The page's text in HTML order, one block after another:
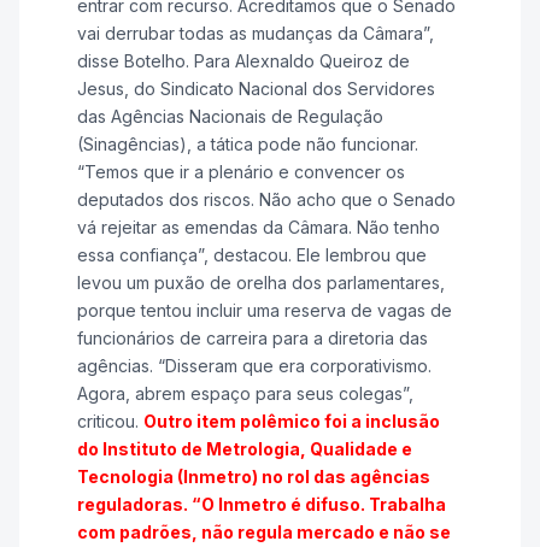
entrar com recurso. Acreditamos que o Senado
vai derrubar todas as mudanças da Câmara”,
disse Botelho. Para Alexnaldo Queiroz de
Jesus, do Sindicato Nacional dos Servidores
das Agências Nacionais de Regulação
(Sinagências), a tática pode não funcionar.
“Temos que ir a plenário e convencer os
deputados dos riscos. Não acho que o Senado
vá rejeitar as emendas da Câmara. Não tenho
essa confiança”, destacou. Ele lembrou que
levou um puxão de orelha dos parlamentares,
porque tentou incluir uma reserva de vagas de
funcionários de carreira para a diretoria das
agências. “Disseram que era corporativismo.
Agora, abrem espaço para seus colegas”,
criticou. Outro item polêmico foi a inclusão
do Instituto de Metrologia, Qualidade e
Tecnologia (Inmetro) no rol das agências
reguladoras. “O Inmetro é difuso. Trabalha
com padrões, não regula mercado e não se